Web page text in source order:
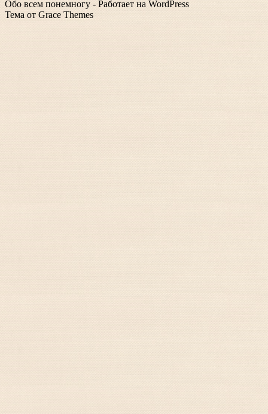
Обо всем понемногу - Работает на WordPress
Тема от Grace Themes